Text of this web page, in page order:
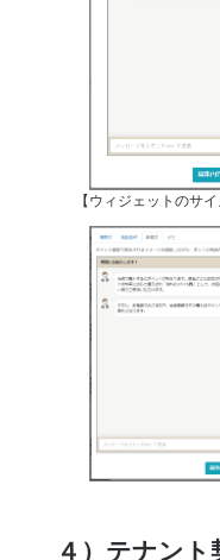
【ウィジェットのサ
４）テナント